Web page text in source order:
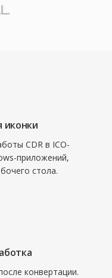
иконки
CDR в ICO-
приложений,
стола.
конвертации.